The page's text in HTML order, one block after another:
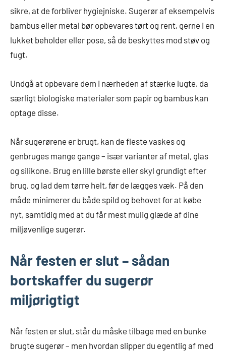
sikre, at de forbliver hygiejniske. Sugerør af eksempelvis
bambus eller metal bør opbevares tørt og rent, gerne i en
lukket beholder eller pose, så de beskyttes mod støv og
fugt.
Undgå at opbevare dem i nærheden af stærke lugte, da
særligt biologiske materialer som papir og bambus kan
optage disse.
Når sugerørene er brugt, kan de fleste vaskes og
genbruges mange gange – især varianter af metal, glas
og silikone. Brug en lille børste eller skyl grundigt efter
brug, og lad dem tørre helt, før de lægges væk. På den
måde minimerer du både spild og behovet for at købe
nyt, samtidig med at du får mest mulig glæde af dine
miljøvenlige sugerør.
Når festen er slut – sådan
bortskaffer du sugerør
miljørigtigt
Når festen er slut, står du måske tilbage med en bunke
brugte sugerør – men hvordan slipper du egentlig af med